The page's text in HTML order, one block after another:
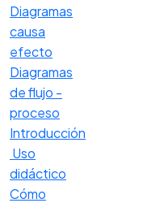
Diagramas
causa
efecto
Diagramas
de flujo -
proceso
Introducción
Uso
didáctico
Cómo